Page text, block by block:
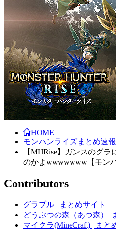
HOME
モンハンライズまとめ速報
【MHRise】ガンスのグ
のかよwwwwwww【モン
Contributors
グラブル | まとめサイト
どうぶつの森（あつ森）|
マイクラ(MineCraft) | まと